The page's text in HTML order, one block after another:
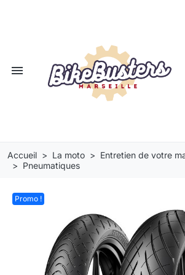
menu
Accueil La moto
Entretien de votre
Pneumatiques
Promo !